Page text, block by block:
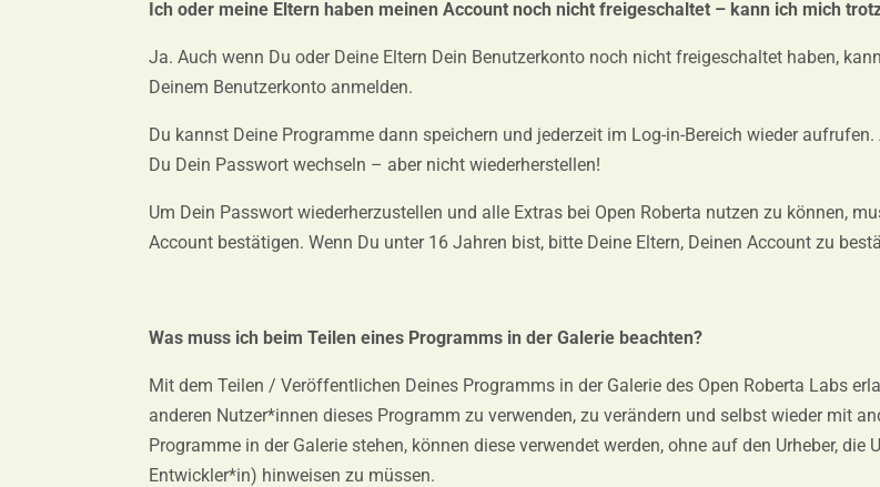
Ich oder meine Eltern haben meinen Account noch nicht freigeschaltet – kann ich mich
Ja. Auch wenn Du oder Deine Eltern Dein Benutzerkonto noch nicht freigeschaltet haben,
Deinem Benutzerkonto anmelden.
Du kannst Deine Programme dann speichern und jederzeit im Log-in-Bereich wieder
Du Dein Passwort wechseln – aber nicht wiederherstellen!
Um Dein Passwort wiederherzustellen und alle Extras bei Open Roberta nutzen zu können,
Account bestätigen. Wenn Du unter 16 Jahren bist, bitte Deine Eltern, Deinen Account zu
Was muss ich beim Teilen eines Programms in der Galerie beachten?
Mit dem Teilen / Veröffentlichen Deines Programms in der Galerie des Open Roberta Labs
anderen Nutzer*innen dieses Programm zu verwenden, zu verändern und selbst wieder mit
Programme in der Galerie stehen, können diese verwendet werden, ohne auf den Urheber, die
Entwickler*in) hinweisen zu müssen.